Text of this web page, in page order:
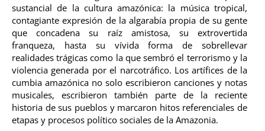
sustancial de la cultura amazónica: la música tropical,
contagiante expresión de la algarabía propia de su gente
que concadena su raíz amistosa, su extrovertida
franqueza, hasta su vívida forma de sobrellevar
realidades trágicas como la que sembró el terrorismo y la
violencia generada por el narcotráfico. Los artífices de la
cumbia amazónica no solo escribieron canciones y notas
musicales, escribieron también parte de la reciente
historia de sus pueblos y marcaron hitos referenciales de
etapas y procesos político sociales de la Amazonia.